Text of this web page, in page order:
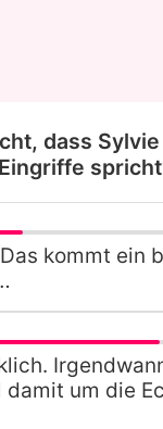
dass
kommt ein
damit um die